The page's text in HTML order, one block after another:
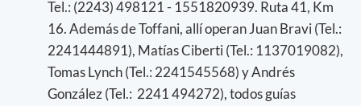
Tel.: (2243) 498121 - 1551820939. Ruta 41, Km
16. Además de Toffani, allí operan Juan Bravi (Tel.:
2241444891), Matías Ciberti (Tel.: 1137019082),
Tomas Lynch (Tel.: 2241545568) y Andrés
González (Tel.: 2241 494272), todos guías